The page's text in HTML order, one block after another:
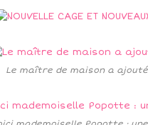
Le maître de maison a